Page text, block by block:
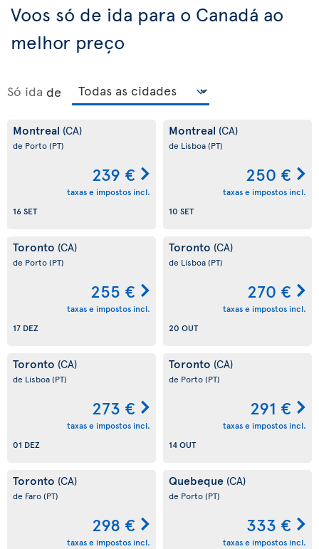
Voos só de ida para o Canadá ao
melhor preço
Só ida de
Montreal (CA)
de Porto(PT)
239 €
taxas e impostos incl.
16 SET
Montreal (CA)
de Lisboa(PT)
250 €
taxas e impostos incl.
10 SET
Toronto (CA)
de Porto(PT)
255 €
taxas e impostos incl.
17 DEZ
Toronto (CA)
de Lisboa(PT)
270 €
taxas e impostos incl.
20 OUT
Toronto (CA)
de Lisboa(PT)
273 €
taxas e impostos incl.
01 DEZ
Toronto (CA)
de Porto(PT)
291 €
taxas e impostos incl.
14 OUT
Toronto (CA)
de Faro(PT)
298 €
taxas e impostos incl.
Quebeque (CA)
de Porto(PT)
333 €
taxas e impostos incl.